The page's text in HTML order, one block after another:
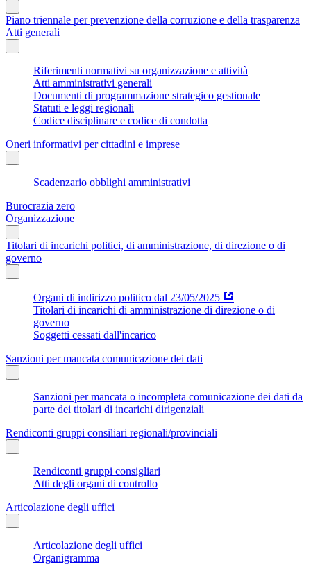
Piano triennale per prevenzione della corruzione e della trasparenza
Atti generali
Riferimenti normativi su organizzazione e attività
Atti amministrativi generali
Documenti di programmazione strategico gestionale
Statuti e leggi regionali
Codice disciplinare e codice di condotta
Oneri informativi per cittadini e imprese
Scadenzario obblighi amministrativi
Burocrazia zero
Organizzazione
Titolari di incarichi politici, di amministrazione, di direzione o di
governo
Organi di indirizzo politico dal 23/05/2025
Titolari di incarichi di amministrazione di direzione o di
governo
Soggetti cessati dall'incarico
Sanzioni per mancata comunicazione dei dati
Sanzioni per mancata o incompleta comunicazione dei dati da
parte dei titolari di incarichi dirigenziali
Rendiconti gruppi consiliari regionali/provinciali
Rendiconti gruppi consigliari
Atti degli organi di controllo
Articolazione degli uffici
Articolazione degli uffici
Organigramma